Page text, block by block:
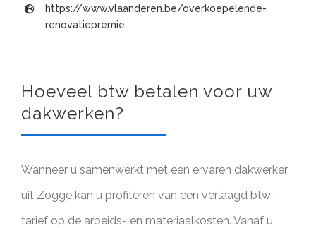
https://www.vlaanderen.be/overkoepelende-
renovatiepremie
Hoeveel btw betalen voor uw
dakwerken?
Wanneer u samenwerkt met een ervaren dakwerker
uit Zogge kan u profiteren van een verlaagd btw-
tarief op de arbeids- en materiaalkosten. Vanaf u